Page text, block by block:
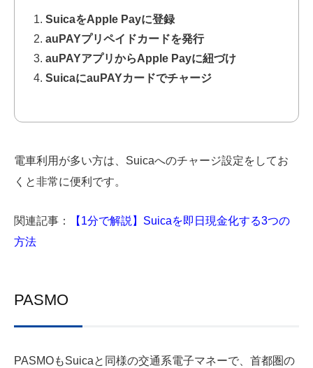
SuicaをApple Payに登録
auPAYプリペイドカードを発行
auPAYアプリからApple Payに紐づけ
SuicaにauPAYカードでチャージ
電車利用が多い方は、Suicaへのチャージ設定をしてお
くと非常に便利です。
関連記事：
【1分で解説】Suicaを即日現金化する3つの
方法
PASMO
PASMOもSuicaと同様の交通系電子マネーで、首都圏の